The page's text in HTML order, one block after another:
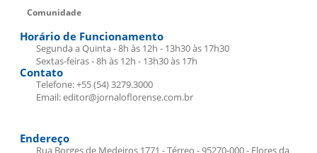
Comunidade
Horário de Funcionamento
Segunda a Quinta - 8h às 12h - 13h30 às 17h30
Sextas-feiras - 8h às 12h - 13h30 às 17h
Contato
Telefone: +55 (54) 3279.3000
Email: editor@jornaloflorense.com.br
Endereço
Rua Borges de Medeiros 1771 - Térreo - 95270-000 - Flores da